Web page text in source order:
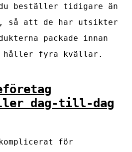
beställer tidigare än
så att de har utsikter
packade innan
håller fyra kvällar.
dag-till-dag
för